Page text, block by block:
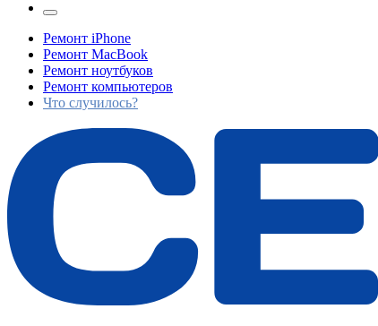
Ремонт iPhone
Ремонт MacBook
Ремонт ноутбуков
Ремонт компьютеров
Что случилось?